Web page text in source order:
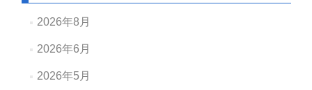
2026年8月
2026年6月
2026年5月